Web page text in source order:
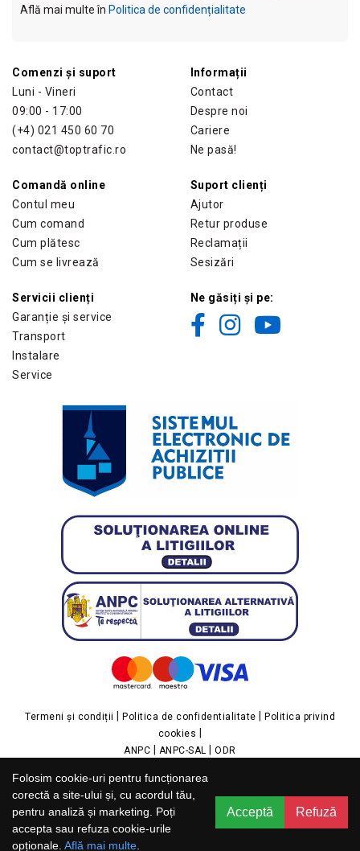
Află mai multe în Politica de confidențialitate
Comenzi și suport
Luni - Vineri
09:00 - 17:00
(+4) 021 450 60 70
contact@toptrafic.ro
Informații
Contact
Despre noi
Cariere
Ne pasă!
Comandă online
Contul meu
Cum comand
Cum plătesc
Cum se livrează
Suport clienți
Ajutor
Retur produse
Reclamații
Sesizări
Servicii clienți
Garanție și service
Transport
Instalare
Service
Ne găsiți și pe:
Termeni și condiții Politica de confidentialitate
Politica privind
cookies
ANPC ANPC-SAL |ODR
IMPOR GROUP SRL
Str. Miron Cristea, nr. 33, Cod poștal 077006, Copăceni, Ilfov,
J23/40446/2023, Cod fiscal RO48366082,
Cod CAEN 4120, Cap. social 200 Lei
Copyright ©2026 toptrafic.ro | Website realizat de
Folosim cookie-uri pentru funcționarea
corectă a site-ului și, cu acordul tău,
pentru analiză și marketing. Poți
accepta sau refuza cookie-urile
opționale. Află mai multe
Acceptă Refuză